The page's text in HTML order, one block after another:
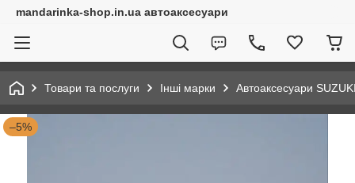
mandarinka-shop.in.ua автоаксесуари
Товари та послуги Інші марки Автоаксесуари
–5%